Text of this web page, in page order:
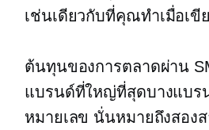
เช่นเดียวกับที่คุณทำเมื่อเขี
ต้นทุนของการตลาดผ่าน
แบรนด์ที่ใหญ่ที่สุดบางแบร
หมายเลข นั่นหมายถึงสอง